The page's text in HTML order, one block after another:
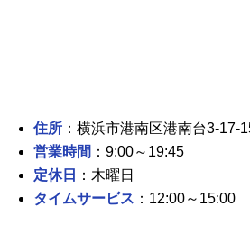
住所 ：横浜市港南区港南台3-17-
営業時間 ：9:00～19:45
定休日
：木曜日
タイムサービス ：12:00～15:00